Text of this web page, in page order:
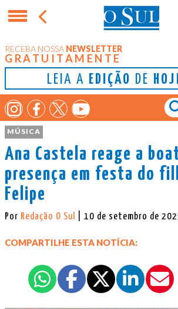
RECEBA NOSSA NEWSLETTER
GRATUITAMENTE
LEIA A EDIÇÃO DE
MÚSICA
Ana Castela reage a
presença em festa do
Felipe
Por Redação O Sul | 10 de setembro de
COMPARTILHE ESTA NOTÍCIA: